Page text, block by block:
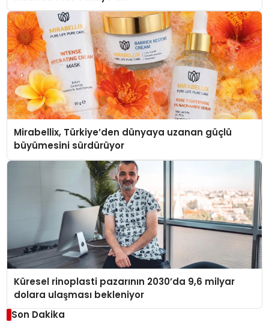
Mirabellix, Türkiye’den dünyaya uzanan güçlü
büyümesini sürdürüyor
Küresel rinoplasti pazarının 2030’da 9,6 milyar
dolara ulaşması bekleniyor
Son Dakika